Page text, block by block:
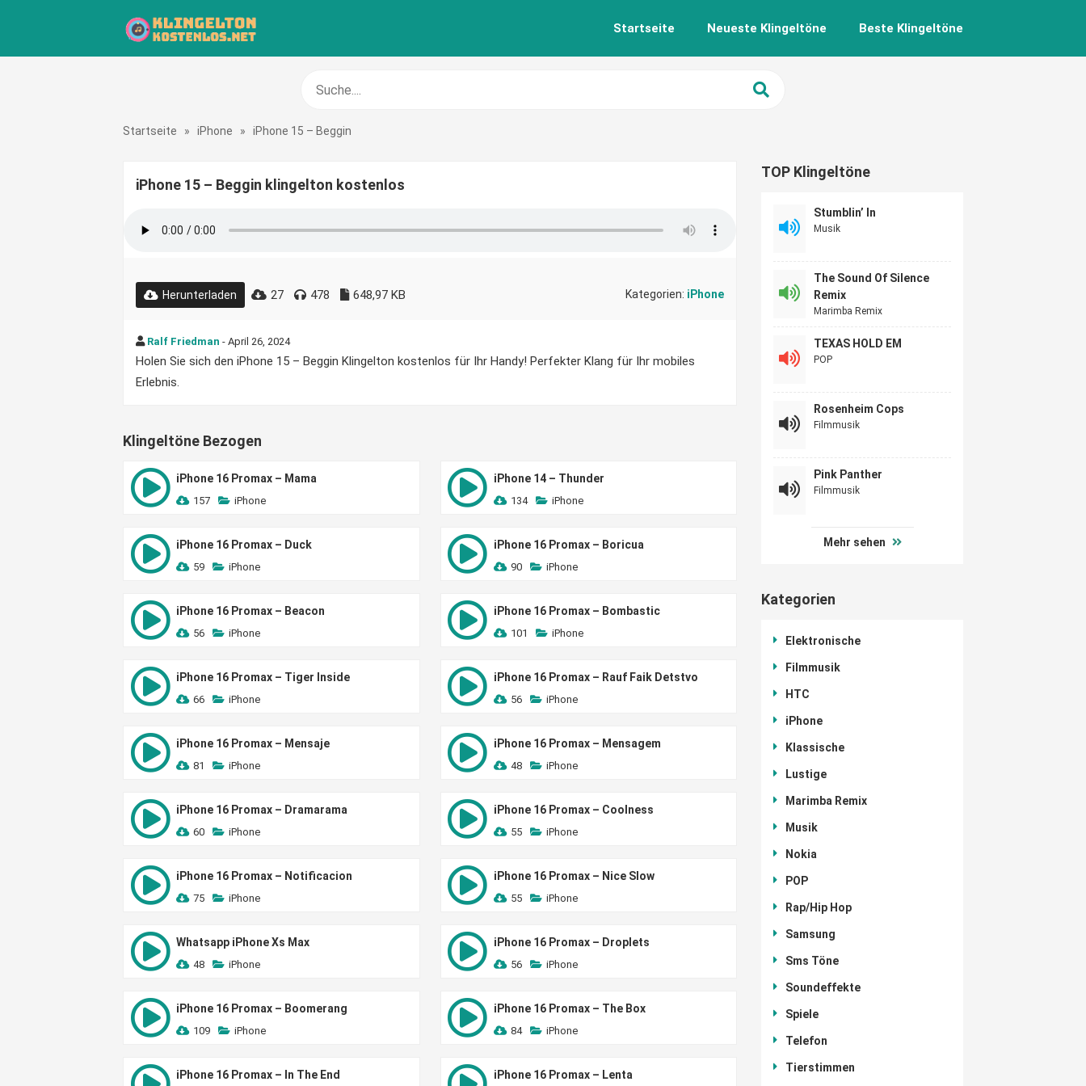
Startseite Neueste Klingeltöne Beste Klingeltöne
Startseite » iPhone » iPhone 15 – Beggin
iPhone 15 – Beggin klingelton kostenlos
Herunterladen 27 478 648,97 KB Kategorien: iPhone
Ralf Friedman - April 26, 2024
Holen Sie sich den iPhone 15 – Beggin Klingelton kostenlos für Ihr Handy! Perfekter Klang für Ihr mobiles
Erlebnis.
Klingeltöne Bezogen
iPhone 16 Promax – Mama
157 iPhone
iPhone 14 – Thunder
134 iPhone
iPhone 16 Promax – Duck
59 iPhone
iPhone 16 Promax – Boricua
90 iPhone
iPhone 16 Promax – Beacon
56 iPhone
iPhone 16 Promax – Bombastic
101 iPhone
iPhone 16 Promax – Tiger Inside
66 iPhone
iPhone 16 Promax – Rauf Faik Detstvo
56 iPhone
iPhone 16 Promax – Mensaje
81 iPhone
iPhone 16 Promax – Mensagem
48 iPhone
iPhone 16 Promax – Dramarama
60 iPhone
iPhone 16 Promax – Coolness
55 iPhone
iPhone 16 Promax – Notificacion
75 iPhone
iPhone 16 Promax – Nice Slow
55 iPhone
Whatsapp iPhone Xs Max
48 iPhone
iPhone 16 Promax – Droplets
56 iPhone
iPhone 16 Promax – Boomerang
109 iPhone
iPhone 16 Promax – The Box
84 iPhone
iPhone 16 Promax – In The End iPhone 16 Promax – Lenta
TOP Klingeltöne
Stumblin’ In
Musik
The Sound Of Silence
Remix
Marimba Remix
TEXAS HOLD EM
POP
Rosenheim Cops
Filmmusik
Pink Panther
Filmmusik
Mehr sehen
Kategorien
Elektronische
Filmmusik
HTC
iPhone
Klassische
Lustige
Marimba Remix
Musik
Nokia
POP
Rap/Hip Hop
Samsung
Sms Töne
Soundeffekte
Spiele
Telefon
Tierstimmen